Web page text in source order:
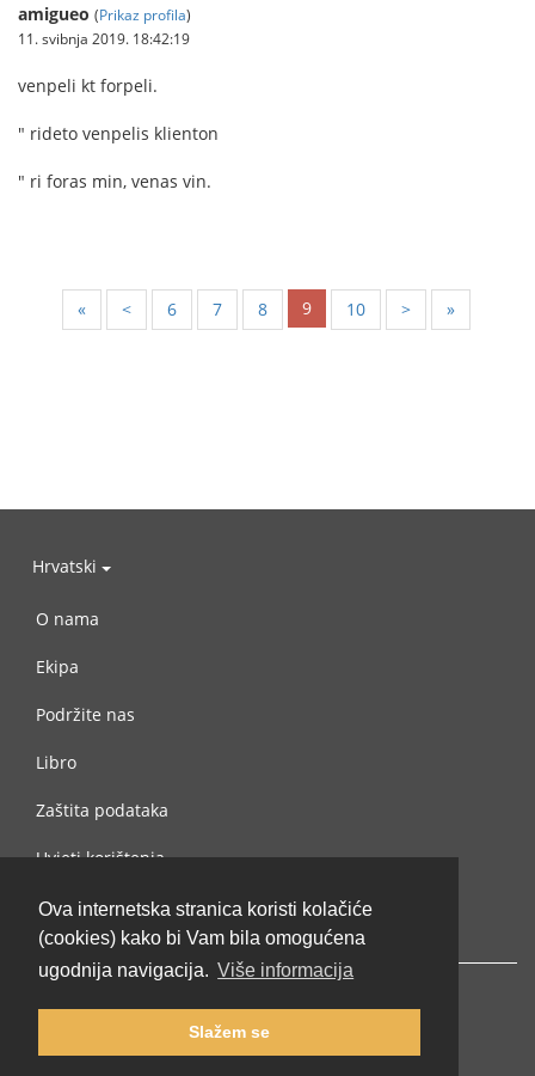
Ova internetska stranica koristi kolačiće
(cookies) kako bi Vam bila omogućena
ugodnija navigacija. Više informacija
Slažem se
amigueo (Prikaz profila)
11. svibnja 2019. 18:42:19
venpeli kt forpeli.
" rideto venpelis klienton
" ri foras min, venas vin.
« < 6 7 8 9 10 > »
Hrvatski
O nama
Ekipa
Podržite nas
Libro
Zaštita podataka
Uvjeti korištenja
Kontaktiraj nas
© 2002-2026 lernu.net |Impressum